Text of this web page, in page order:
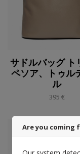
サドルバッグ ト
ペソア、トゥル
ル
395 €
Are you coming